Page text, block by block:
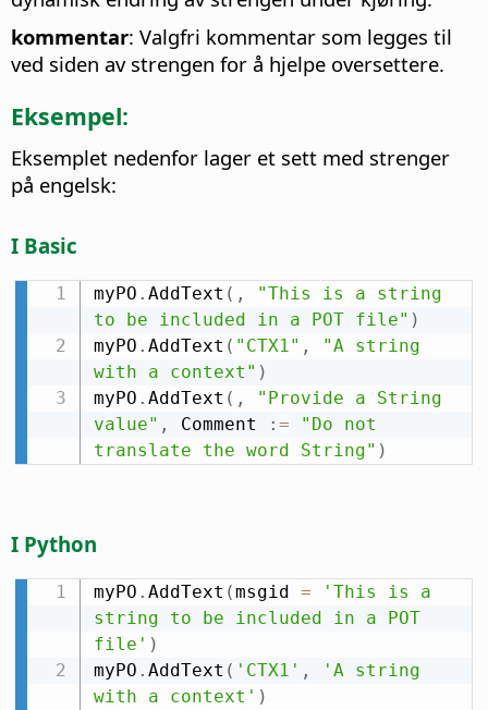
kommentar: Valgfri kommentar som legges til
ved siden av strengen for å hjelpe oversettere.
Eksempel:
Eksemplet nedenfor lager et sett med strenger
på engelsk:
I Basic
myPO . AddText ( ,
"This is a string
to be included in a POT file" )
myPO . AddText ( "CTX1" ,
"A string
with a context" )
myPO . AddText ( ,
"Provide a String
value" , Comment : =
"Do not
translate the word String" )
I Python
myPO . AddText (msgid =
'This is a
string to be included in a POT
file' )
myPO . AddText ( 'CTX1' ,
'A string
with a context' )